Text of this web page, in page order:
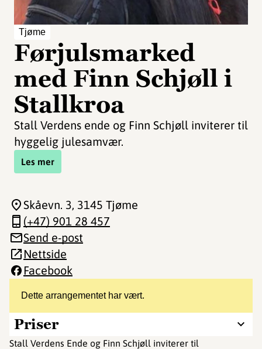
Tjøme
Førjulsmarked
med Finn Schjøll i
Stallkroa
Stall Verdens ende og Finn Schjøll inviterer til
hyggelig julesamvær.
Les mer
Dette arrangementet har vært.
Priser
Stall Verdens Ende og Finn Schjøll inviterer til
Skåevn. 3, 3145 Tjøme
(+47) 901 28 457
Send e-post
Nettside
Facebook